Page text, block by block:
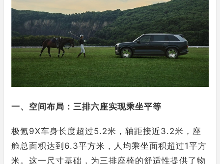
一、空间布局：三排六座实现乘坐平等
极氪9X车身长度超过5.2米，轴距接近3.2米，座
舱总面积达到6.3平方米，人均乘坐面积超过1平方
米。这一尺寸基础，为三排座椅的舒适性提供了物